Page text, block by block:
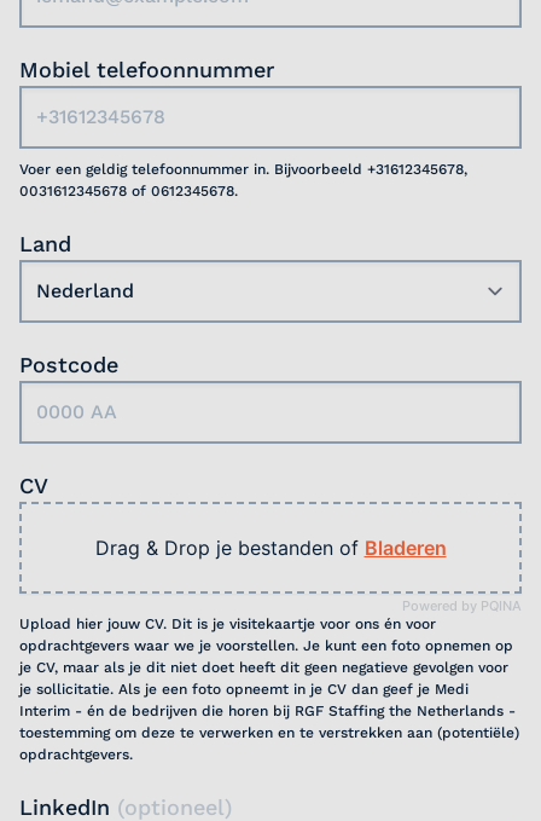
Mobiel telefoonnummer
Voer een geldig telefoonnummer in. Bijvoorbeeld +31612345678,
0031612345678 of 0612345678.
Land
Postcode
CV
Powered by PQINA
Drag & Drop je bestanden of Bladeren
Upload hier jouw CV. Dit is je visitekaartje voor ons én voor
opdrachtgevers waar we je voorstellen. Je kunt een foto opnemen op
je CV, maar als je dit niet doet heeft dit geen negatieve gevolgen voor
je sollicitatie. Als je een foto opneemt in je CV dan geef je Medi
Interim - én de bedrijven die horen bij RGF Staffing the Netherlands -
toestemming om deze te verwerken en te verstrekken aan (potentiële)
opdrachtgevers.
LinkedIn (optioneel)